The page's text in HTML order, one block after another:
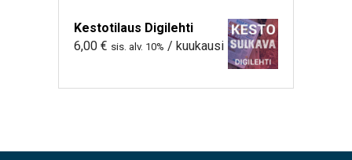
Kestotilaus Digilehti
6,00 € sis. alv. 10% / kuukausi